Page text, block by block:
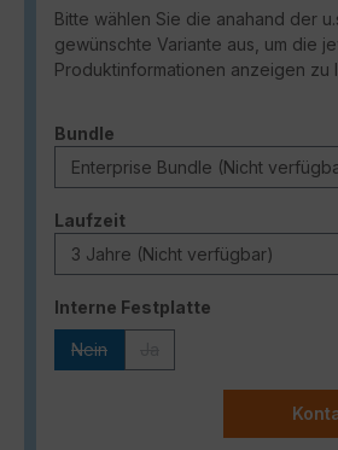
Bitte wählen Sie die anahand der
gewünschte Variante aus, um die
Produktinformationen anzeigen zu
Bundle
Laufzeitauswählen
Interne Festplatte
Nein